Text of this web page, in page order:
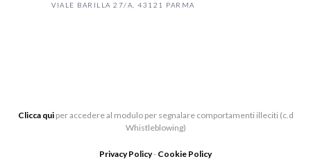
VIALE BARILLA 27/A, 43121 PARMA
Clicca quiper accedere al modulo per segnalare comportamenti illeciti (c.d
Whistleblowing)
Privacy Policy- Cookie Policy